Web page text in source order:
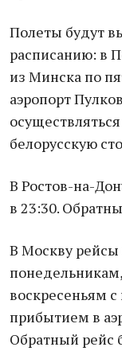
Полеты будут
расписанию: в
из Минска по
аэропорт
белорусскую
В Ростов-на-
в 23:30.
В Москву рейсы
воскресеньям
прибытием в
Обратный рейс